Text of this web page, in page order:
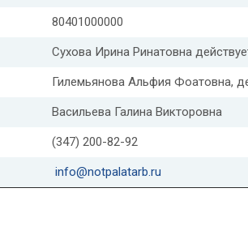
80401000000
Сухова Ирина Ринатовна
Гилемьянова Альфия Фоатовна,
Васильева Галина Викторовна
(347) 200-82-92
info@notpalatarb.ru